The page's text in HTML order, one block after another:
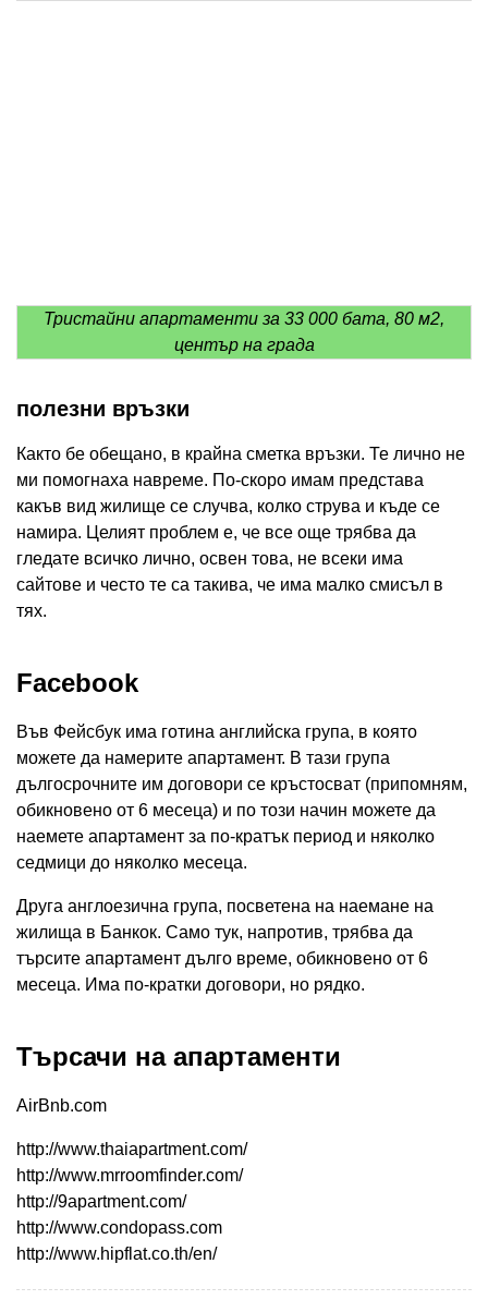
Тристайни апартаменти за 33 000 бата, 80 м2,
център на града
полезни връзки
Както бе обещано, в крайна сметка връзки. Те лично не
ми помогнаха навреме. По-скоро имам представа
какъв вид жилище се случва, колко струва и къде се
намира. Целият проблем е, че все още трябва да
гледате всичко лично, освен това, не всеки има
сайтове и често те са такива, че има малко смисъл в
тях.
Facebook
Във Фейсбук има готина английска група, в която
можете да намерите апартамент. В тази група
дългосрочните им договори се кръстосват (припомням,
обикновено от 6 месеца) и по този начин можете да
наемете апартамент за по-кратък период и няколко
седмици до няколко месеца.
Друга англоезична група, посветена на наемане на
жилища в Банкок. Само тук, напротив, трябва да
търсите апартамент дълго време, обикновено от 6
месеца. Има по-кратки договори, но рядко.
Търсачи на апартаменти
AirBnb.com
http://www.thaiapartment.com/
http://www.mrroomfinder.com/
http://9apartment.com/
http://www.condopass.com
http://www.hipflat.co.th/en/